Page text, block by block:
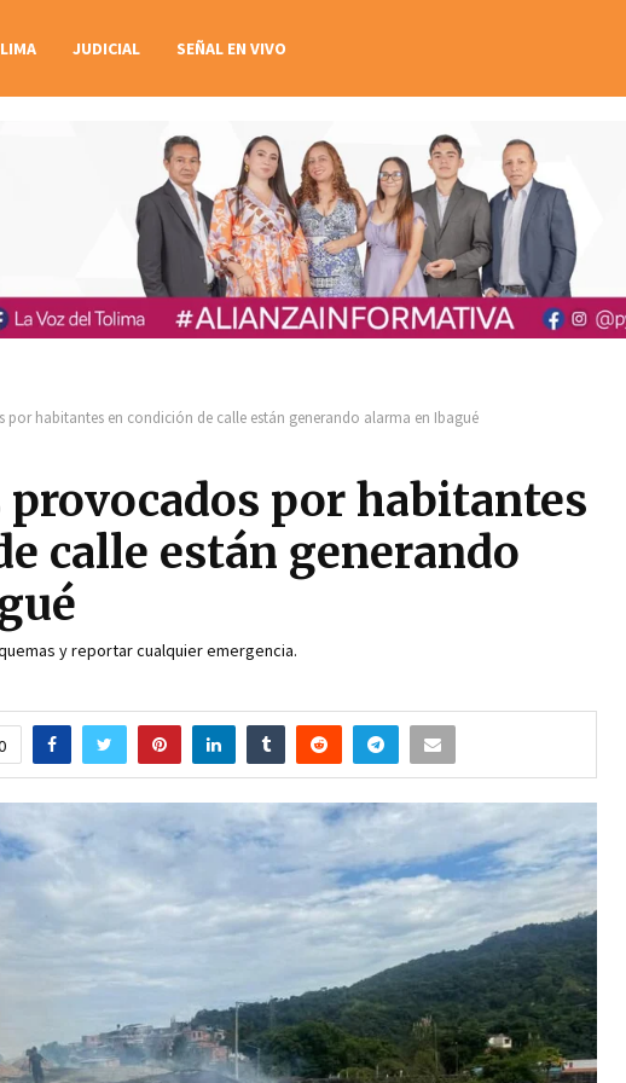
JUDICIAL SEÑAL EN VIVO
por habitantes en condición de calle están generando alarma en Ibagué
por habitantes
calle están generando
y reportar cualquier emergencia.